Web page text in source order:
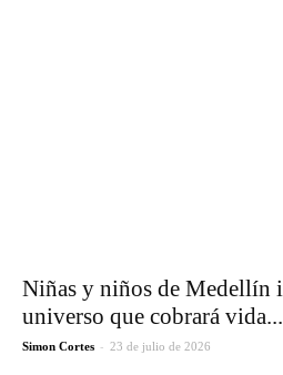
Niñas y niños de Medellín
universo que cobrará vida...
Simon Cortes - 23 de julio de 2026